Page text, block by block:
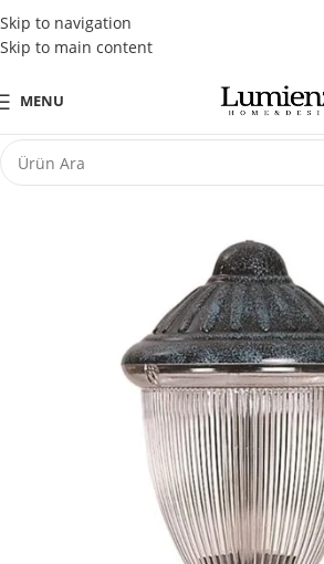
Skip to navigation
Skip to main content
Tüm Kredi Kartlarına Peşin
MENU